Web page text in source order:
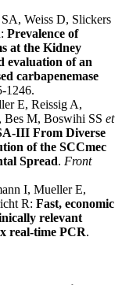
Weiss D, Slickers
Prevalence of
at the Kidney
evaluation of an
carbapenemase
1246.
E, Reissig A,
M, Boswihi SS et
III From Diverse
of the SCCmec
Spread. Front
I, Mueller E,
R: Fast, economic
relevant
real-time PCR.